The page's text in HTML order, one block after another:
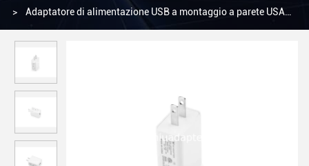
> Adaptatore di alimentazione USB a montaggio a parete USA